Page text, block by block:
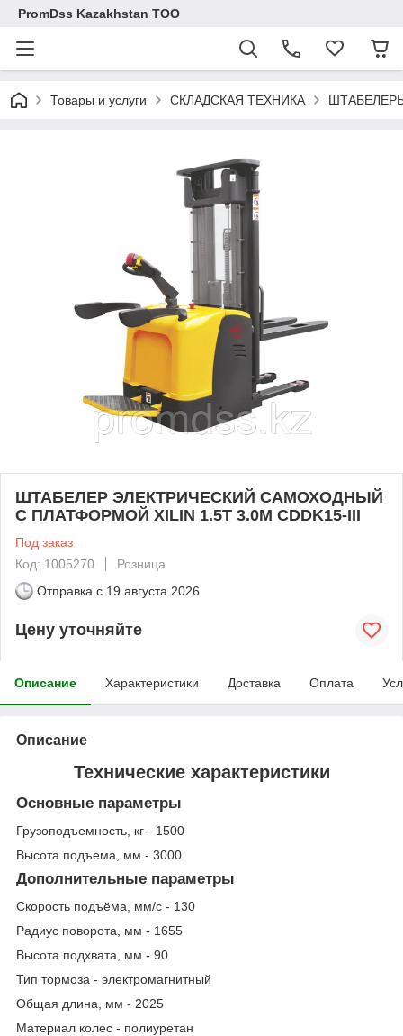
PromDss Kazakhstan TOO
Товары и услуги СКЛАДСКАЯ ТЕХНИКА
ШТАБЕЛЕР ЭЛЕКТРИЧЕСКИЙ САМОХОДНЫЙ
С ПЛАТФОРМОЙ XILIN 1.5Т 3.0М CDDK15-III
Под заказ
Код: 1005270
Розница
Отправка с 19 августа 2026
Цену уточняйте
Описание Характеристики Доставка Оплата
Описание
Технические характеристики
Основные параметры
Грузоподъемность, кг - 1500
Высота подъема, мм - 3000
Дополнительные параметры
Скорость подъёма, мм/с - 130
Радиус поворота, мм - 1655
Высота подхвата, мм - 90
Тип тормоза - электромагнитный
Общая длина, мм - 2025
Материал колес - полиуретан